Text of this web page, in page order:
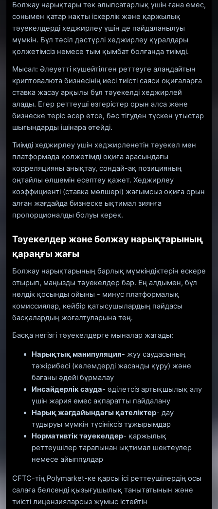
Болжау нарықтары тек алыпсатарлық үшін ғана емес,
сонымен қатар нақты іскерлік және қаржылық
тәуекелдерді хеджирлеу үшін де пайдаланылуы
мүмкін. Бұл тәсіл дәстүрлі хеджирлеу құралдары
қолжетімсіз немесе тым қымбат болғанда тиімді.
Мысал: Әлеуетті күшейтілген реттеуге алаңдайтын
криптовалюта бизнесінің иесі тиісті саяси оқиғаларға
ставка жасау арқылы бұл тәуекелді хеджирлей
алады. Егер реттеуші өзгерістер орын алса және
бизнеске теріс әсер етсе, бәс тігуден түскен ұтыстар
шығындарды ішінара өтейді.
Тиімді хеджирлеу үшін хеджирленетін тәуекел мен
платформада қолжетімді оқиға арасындағы
корреляцияны анықтау, сондай-ақ позицияның
оңтайлы өлшемін есептеу қажет. Хеджирлеу
коэффициенті (ставка мөлшері) жағымсыз оқиға орын
алған жағдайда бизнеске ықтимал зиянға
пропорционалды болуы керек.
Тәуекелдер және болжау нарықтарының
қараңғы жағы
Болжау нарықтарының барлық мүмкіндіктерін ескере
отырып, маңызды тәуекелдер бар. Ең алдымен, бұл
нөлдік қосынды ойыны - минус платформалық
комиссиялар, кейбір қатысушылардың пайдасы
басқалардың жоғалтуларына тең.
Басқа негізгі тәуекелдерге мыналар жатады:
Нарықтық манипуляция- жуу саудасының
тәжірибесі (көлемдерді жасанды құру) және
бағаны әдейі бұрмалау
Инсайдерлік сауда- әділетсіз артықшылық алу
үшін жария емес ақпаратты пайдалану
Нарық жағдайындағы қателіктер- дау
тудыруы мүмкін түсініксіз тұжырымдар
Нормативтік тәуекелдер- қаржылық
реттеушілер тарапынан ықтимал шектеулер
немесе айыппұлдар
CFTC-тің Polymarket-ке қарсы ісі реттеушілердің осы
салаға белсенді қызығушылық танытатынын және
тиісті лицензияларсыз жұмыс істейтін